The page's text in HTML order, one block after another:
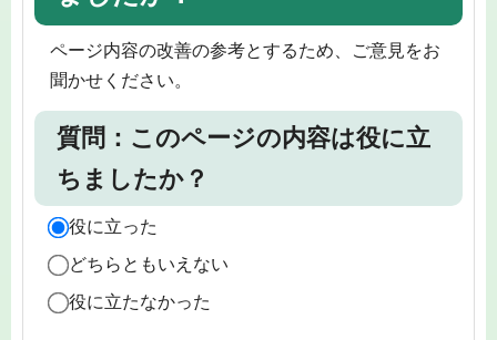
ページ内容の改善の参考とするため、ご意見をお
聞かせください。
質問：このページの内容は役に立
ちましたか？
役に立った
どちらともいえない
役に立たなかった